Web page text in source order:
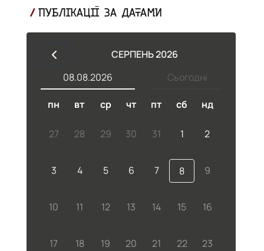
ПУБЛІКАЦІЇ ЗА ДАТАМИ
СЕРПЕНЬ 2026
Сьогодні
08.08.2026
пн вт ср чт пт сб нд
27 28 29 30 31 1 2
3 4 5 6 7 8 9
10 11 12 13 14 15 16
17 18 19 20 21 22 23